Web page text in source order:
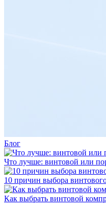
Блог
Что лучше: винтовой или
10 причин выбора
Как выбрать винтовой